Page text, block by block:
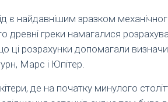
є найдавнішим зразком
греки намагалися
ці розрахунки допомагали
Марс і Юпітер.
де на початку минулого